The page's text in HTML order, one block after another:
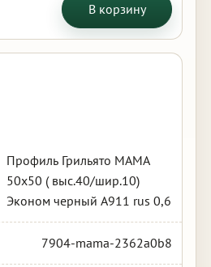
В корзину
Профиль Грильято МАМА
50х50 ( выс.40/шир.10)
Эконом черный А911 rus 0,6
7904-mama-2362a0b8